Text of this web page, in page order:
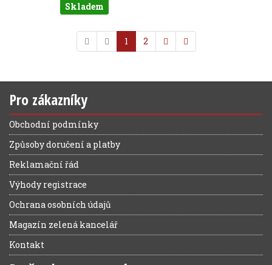
Skladem
1 2
Pro zákazníky
Obchodní podmínky
Způsoby doručení a platby
Reklamační řád
Výhody registrace
Ochrana osobních údajů
Magazín zelená kancelář
Kontakt